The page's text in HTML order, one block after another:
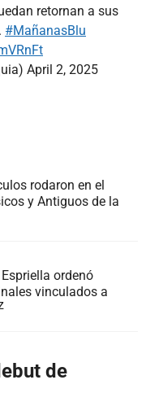
retornan a sus
#MañanasBlu
April 2, 2025
rodaron en el
y Antiguos de la
ordenó
vinculados a
de